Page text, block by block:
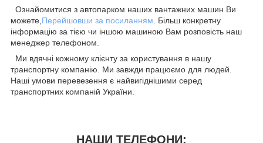
Ознайомитися з автопарком наших вантажних машин Ви
можете,Перейшовши за посиланням. Більш конкретну
інформацію за тією чи іншою машиною Вам розповість наш
менеджер телефоном.
Ми вдячні кожному клієнту за користування в нашу
транспортну компанію. Ми завжди працюємо для людей.
Наші умови перевезення є найвигіднішими серед
транспортних компаній України.
НАШИ ТЕЛЕФОНИ: